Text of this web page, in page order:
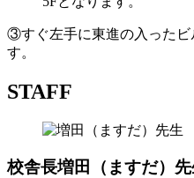
③すぐ左手に東進の入ったビ
す。
STAFF
校舎長増田（ますだ）